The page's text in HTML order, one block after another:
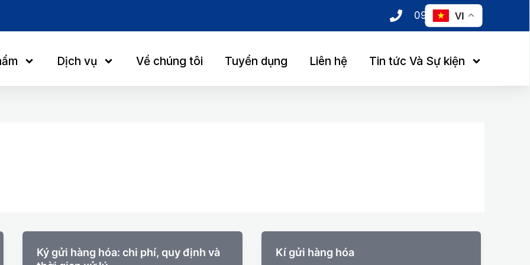
0985 123 237
Dịch vụ Về chúng tôi Tuyển dụng Liên hệ Tin tức Và Sự kiện
Ký gửi hàng hóa: chi phí, quy định và
Kí gửi hàng hóa
VI